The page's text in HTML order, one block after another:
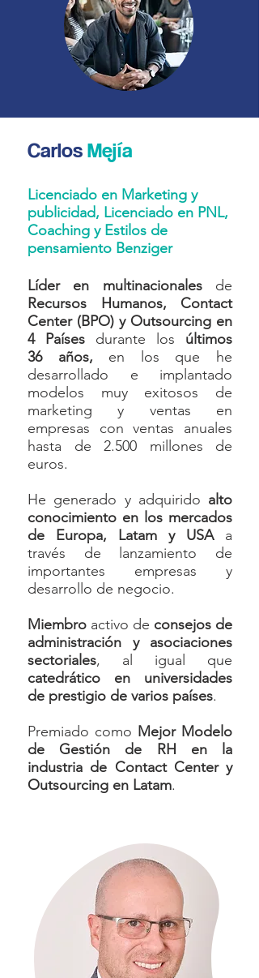
CarlosMejía
Licenciado en Marketing y
publicidad, Licenciado en PNL,
Coaching y Estilos de
pensamiento Benziger
Líder en multinacionalesde
Recursos Humanos, Contact
Center (BPO) y Outsourcing en
4 Países durante los últimos
36 años, en los que he
desarrollado e implantado
modelos muy exitosos de
marketing y ventas en
empresas con ventas anuales
hasta de 2.500 millones de
euros.
He generado y adquirido alto
conocimiento en los mercados
de Europa, Latam y USAa
través de lanzamiento de
importantes empresas y
desarrollo de negocio.
Miembro activo de consejos de
administración y asociaciones
sectoriales, al igual que
catedrático en universidades
de prestigio de varios países.
Premiado como Mejor Modelo
de Gestión de RH en la
industria de Contact Center y
Outsourcing en Latam.